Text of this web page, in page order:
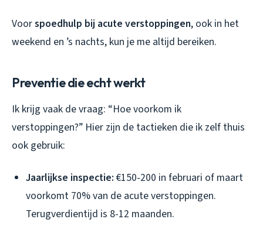
Voorspoedhulp bij acute verstoppingen, ook in het
weekend en ’s nachts, kun je me altijd bereiken.
Preventie die echt werkt
Ik krijg vaak de vraag: “Hoe voorkom ik
verstoppingen?” Hier zijn de tactieken die ik zelf thuis
ook gebruik:
Jaarlijkse inspectie: €150-200 in februari of maart
voorkomt 70% van de acute verstoppingen.
Terugverdientijd is 8-12 maanden.